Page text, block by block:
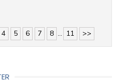
4 5 6 7 8 ... 11 >>